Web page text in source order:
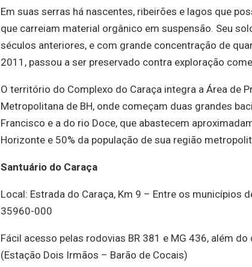
Em suas serras há nascentes, ribeirões e lagos que
que carreiam material orgânico em suspensão. Seu
séculos anteriores, e com grande concentração de
2011, passou a ser preservado contra exploração
O território do Complexo do Caraça integra a Área de
Metropolitana de BH, onde começam duas grandes
Francisco e a do rio Doce, que abastecem
Horizonte e 50% da população de sua região
Santuário do Caraça
Local: Estrada do Caraça, Km 9 – Entre os municípios
35960-000
Fácil acesso pelas rodovias BR 381 e MG 436, além
(Estação Dois Irmãos – Barão de Cocais)